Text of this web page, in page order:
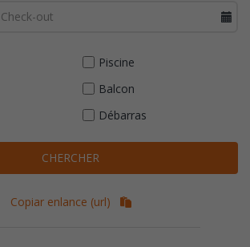
Piscine
Balcon
Débarras
CHERCHER
Copiar enlance (url)